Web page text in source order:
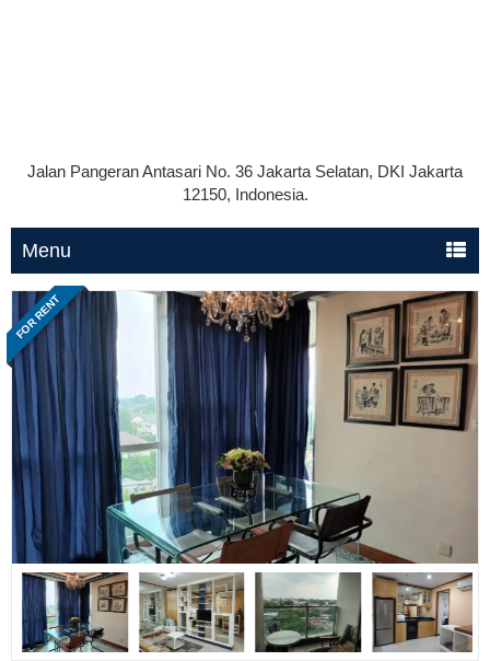
Jalan Pangeran Antasari No. 36 Jakarta Selatan, DKI Jakarta
12150, Indonesia.
Menu
FOR RENT